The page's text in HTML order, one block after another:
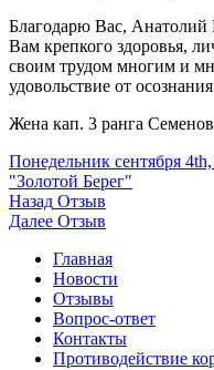
Благодарю Вас,
Вам крепкого здоровья,
своим трудом многим и
удовольствие от
Жена кап. 3 ранга
Опубликовано
Понедельник сентября
"Золотой Берег"
Навигация
по
записям
Назад Предыдущая
запись:
Отзыв
Далее Следующая
Отзыв
Главная
Новости
Отзывы
Вопрос-ответ
Контакты
Противодействие